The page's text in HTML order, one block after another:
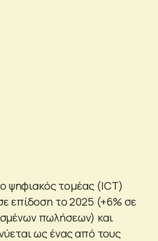
ψηφιακός τομέας (ICT)
επίδοση το 2025 (+6% σε
πωλήσεων) και
ως ένας από τους